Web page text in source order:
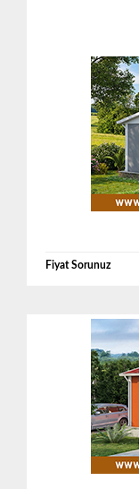
Fiyat Sorunuz